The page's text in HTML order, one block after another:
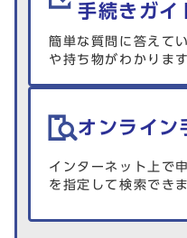
手続きガイ
簡単な質問に答えて
や持ち物がわかります
オンライン
インターネット上で
を指定して検索できま